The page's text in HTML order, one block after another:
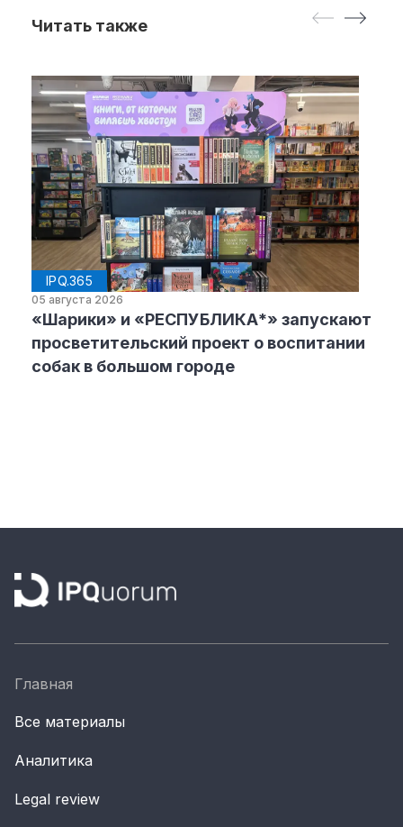
Читать также
IPQ.365
05 августа 2026
«Шарики» и «РЕСПУБЛИКА*» запускают
просветительский проект о воспитании
собак в большом городе
Главная
Все материалы
Аналитика
Legal review